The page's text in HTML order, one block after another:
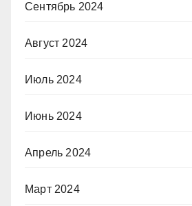
Сентябрь 2024
Август 2024
Июль 2024
Июнь 2024
Апрель 2024
Март 2024